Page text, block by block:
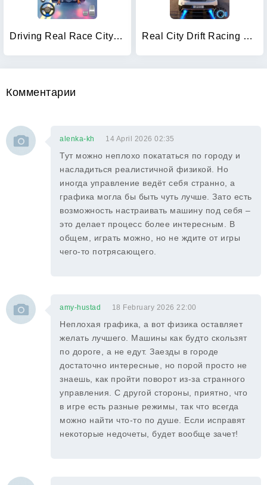
Driving Real Race City 3D Real City Drift Racing Driving
Комментарии
alenka-kh 14 April 2026 02:35
Тут можно неплохо покататься по городу и
насладиться реалистичной физикой. Но
иногда управление ведёт себя странно, а
графика могла бы быть чуть лучше. Зато есть
возможность настраивать машину под себя –
это делает процесс более интересным. В
общем, играть можно, но не ждите от игры
чего-то потрясающего.
amy-hustad 18 February 2026 22:00
Неплохая графика, а вот физика оставляет
желать лучшего. Машины как будто скользят
по дороге, а не едут. Заезды в городе
достаточно интересные, но порой просто не
знаешь, как пройти поворот из-за странного
управления. С другой стороны, приятно, что
в игре есть разные режимы, так что всегда
можно найти что-то по душе. Если исправят
некоторые недочеты, будет вообще зачет!